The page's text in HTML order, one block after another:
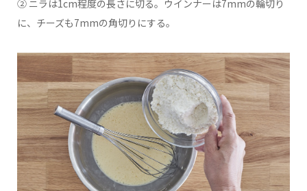
② ニラは1cm程度の長さに切る。ウインナーは7mmの輪切り
に、チーズも7mmの角切りにする。